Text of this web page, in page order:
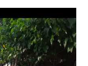
thương lượng với
Âm lịch; Thông tin
Cổ Linh cần bán
206 đường Cổ Linh,